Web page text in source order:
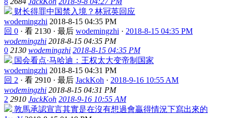
财长得罪中国禁入境？林冠英回应
wodemingzhi 2018-8-15 04:35 PM
回 0 · 看 2130 · 最后 wodemingzhi · 2018-8-15 04:35 PM
wodemingzhi 2018-8-15 04:35 PM
0 2130 wodemingzhi 2018-8-15 04:35 PM
国会看点·马哈迪：王权太大变帝制国家
wodemingzhi 2018-8-15 04:31 PM
回 2 · 看 2910 · 最后 JackKoh · 2018-9-16 10:55 AM
wodemingzhi 2018-8-15 04:31 PM
2 2910 JackKoh 2018-9-16 10:55 AM
敦馬承認宣言其實是在沒有想過會贏得情況下寫出來的